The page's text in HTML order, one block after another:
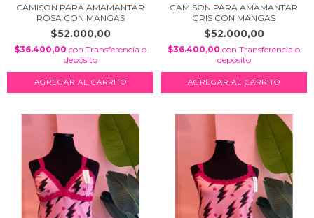
CAMISON PARA AMAMANTAR
ROSA CON MANGAS
$52.000,00
$36.400,00 con Transferencia o
depósito
AGREGAR AL CARRITO
CAMISON PARA AMAMANTAR
GRIS CON MANGAS
$52.000,00
$36.400,00 con Transferencia o
depósito
AGREGAR AL CARRITO